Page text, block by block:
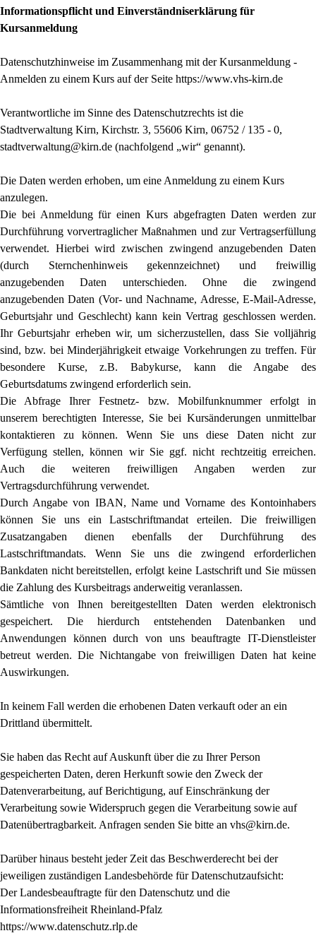
Informationspflicht und Einverständniserklärung für
Kursanmeldung
Datenschutzhinweise im Zusammenhang mit der Kursanmeldung -
Anmelden zu einem Kurs auf der Seite https://www.vhs-kirn.de
Verantwortliche im Sinne des Datenschutzrechts ist die
Stadtverwaltung Kirn, Kirchstr. 3, 55606 Kirn, 06752 / 135 - 0,
stadtverwaltung@kirn.de (nachfolgend „wir“ genannt).
Die Daten werden erhoben, um eine Anmeldung zu einem Kurs
anzulegen.
Die bei Anmeldung für einen Kurs abgefragten Daten werden zur
Durchführung vorvertraglicher Maßnahmen und zur Vertragserfüllung
verwendet. Hierbei wird zwischen zwingend anzugebenden Daten
(durch Sternchenhinweis gekennzeichnet) und freiwillig
anzugebenden Daten unterschieden. Ohne die zwingend
anzugebenden Daten (Vor- und Nachname, Adresse, E-Mail-Adresse,
Geburtsjahr und Geschlecht)kann kein Vertrag geschlossen werden.
Ihr Geburtsjahr erheben wir, um sicherzustellen, dass Sie volljährig
sind, bzw. bei Minderjährigkeit etwaige Vorkehrungen zu treffen. Für
besondere Kurse, z.B. Babykurse, kann die Angabe des
Geburtsdatums zwingend erforderlich sein.
Die Abfrage Ihrer Festnetz- bzw. Mobilfunknummer erfolgt in
unserem berechtigten Interesse, Sie bei Kursänderungen unmittelbar
kontaktieren zu können. Wenn Sie uns diese Daten nicht zur
Verfügung stellen, können wir Sie ggf. nicht rechtzeitig erreichen.
Auch die weiteren freiwilligen Angaben werden zur
Vertragsdurchführung verwendet.
Durch Angabe von IBAN, Name und Vorname des Kontoinhabers
können Sie uns ein Lastschriftmandat erteilen. Die freiwilligen
Zusatzangaben dienen ebenfalls der Durchführung des
Lastschriftmandats. Wenn Sie uns die zwingend erforderlichen
Bankdaten nicht bereitstellen, erfolgt keine Lastschrift und Sie müssen
die Zahlung des Kursbeitrags anderweitig veranlassen.
Sämtliche von Ihnen bereitgestellten Daten werden elektronisch
gespeichert. Die hierdurch entstehenden Datenbanken und
Anwendungen können durch von uns beauftragte IT-Dienstleister
betreut werden. Die Nichtangabe von freiwilligen Daten hat keine
Auswirkungen.
In keinem Fall werden die erhobenen Daten verkauft oder an ein
Drittland übermittelt.
Sie haben das Recht auf Auskunft über die zu Ihrer Person
gespeicherten Daten, deren Herkunft sowie den Zweck der
Datenverarbeitung, auf Berichtigung, auf Einschränkung der
Verarbeitung sowie Widerspruch gegen die Verarbeitung sowie auf
Datenübertragbarkeit. Anfragen senden Sie bitte an vhs@kirn.de.
Darüber hinaus besteht jeder Zeit das Beschwerderecht bei der
jeweiligen zuständigen Landesbehörde für Datenschutzaufsicht:
Der Landesbeauftragte für den Datenschutz und die
Informationsfreiheit Rheinland-Pfalz
https://www.datenschutz.rlp.de